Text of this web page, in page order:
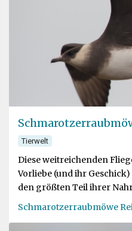
Tierwelt
Diese weitreichenden
Vorliebe (und ihr
den größten Teil ihrer
erbeuten
Schmarotzerraubmöwe